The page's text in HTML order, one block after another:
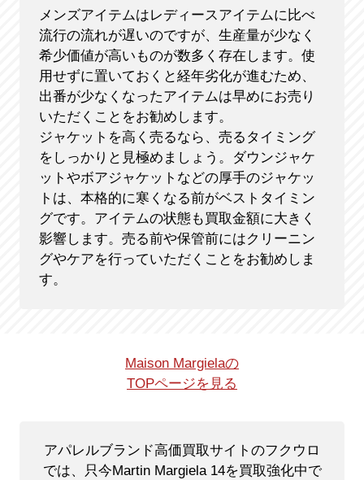
メンズアイテムはレディースアイテムに比べ
流行の流れが遅いのですが、生産量が少なく
希少価値が高いものが数多く存在します。使
用せずに置いておくと経年劣化が進むため、
出番が少なくなったアイテムは早めにお売り
いただくことをお勧めします。
ジャケットを高く売るなら、売るタイミング
をしっかりと見極めましょう。ダウンジャケ
ットやボアジャケットなどの厚手のジャケッ
トは、本格的に寒くなる前がベストタイミン
グです。アイテムの状態も買取金額に大きく
影響します。売る前や保管前にはクリーニン
グやケアを行っていただくことをお勧めしま
す。
Maison Margielaの
TOPページを見る
アパレルブランド高価買取サイトのフクウロ
では、只今Martin Margiela 14を買取強化中で